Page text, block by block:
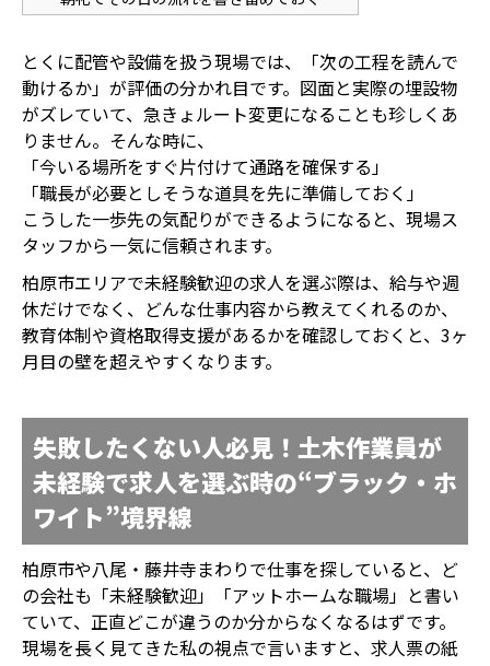
とくに配管や設備を扱う現場では、「次の工程を読んで
動けるか」が評価の分かれ目です。図面と実際の埋設物
がズレていて、急きょルート変更になることも珍しくあ
りません。そんな時に、
「今いる場所をすぐ片付けて通路を確保する」
「職長が必要としそうな道具を先に準備しておく」
こうした一歩先の気配りができるようになると、現場ス
タッフから一気に信頼されます。
柏原市エリアで未経験歓迎の求人を選ぶ際は、給与や週
休だけでなく、どんな仕事内容から教えてくれるのか、
教育体制や資格取得支援があるかを確認しておくと、3ヶ
月目の壁を超えやすくなります。
失敗したくない人必見！土木作業員が
未経験で求人を選ぶ時の“ブラック・ホ
ワイト”境界線
柏原市や八尾・藤井寺まわりで仕事を探していると、ど
の会社も「未経験歓迎」「アットホームな職場」と書い
ていて、正直どこが違うのか分からなくなるはずです。
現場を長く見てきた私の視点で言いますと、求人票の紙